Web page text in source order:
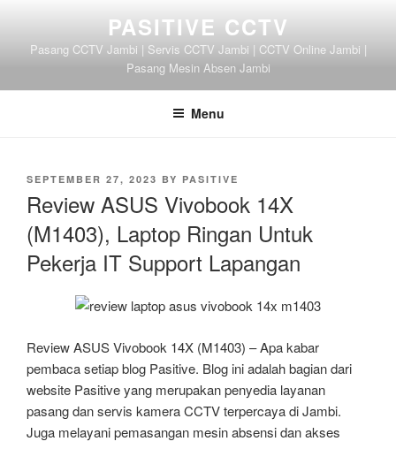
content
PASITIVE CCTV
Pasang CCTV Jambi | Servis CCTV Jambi | CCTV Online Jambi |
Pasang Mesin Absen Jambi
Menu
POSTED
SEPTEMBER 27, 2023 BY PASITIVE
Review ASUS Vivobook 14X
(M1403), Laptop Ringan Untuk
Pekerja IT Support Lapangan
Review ASUS Vivobook 14X (M1403) – Apa kabar
pembaca setiap blog Pasitive. Blog ini adalah bagian dari
website Pasitive yang merupakan penyedia layanan
pasang dan servis kamera CCTV terpercaya di Jambi.
Juga melayani pemasangan mesin absensi dan akses